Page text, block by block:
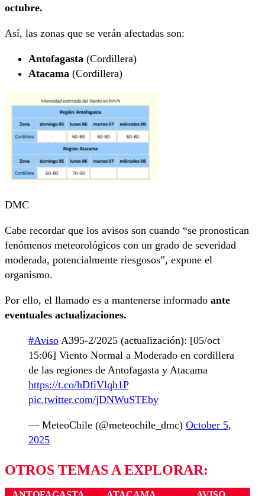
octubre.
Así, las zonas que se verán afectadas son:
Antofagasta (Cordillera)
Atacama (Cordillera)
DMC
Cabe recordar que los avisos son cuando “se pronostican
fenómenos meteorológicos con un grado de severidad
moderada, potencialmente riesgosos”, expone el
organismo.
Por ello, el llamado es a mantenerse informado ante
eventuales actualizaciones.
#Aviso A395-2/2025 (actualización): [05/oct
15:06] Viento Normal a Moderado en cordillera
de las regiones de Antofagasta y Atacama
https://t.co/hDfiVlqh1P
pic.twitter.com/jDNWuSTEby
— MeteoChile (@meteochile_dmc) October 5,
2025
OTROS TEMAS A EXPLORAR: